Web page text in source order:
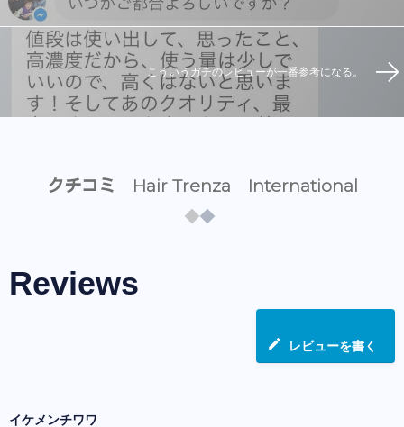
こういうガチのレビューが一番参考になる。
クチコミ Hair Trenza International
Reviews
レビューを書く
イケメンチワワ